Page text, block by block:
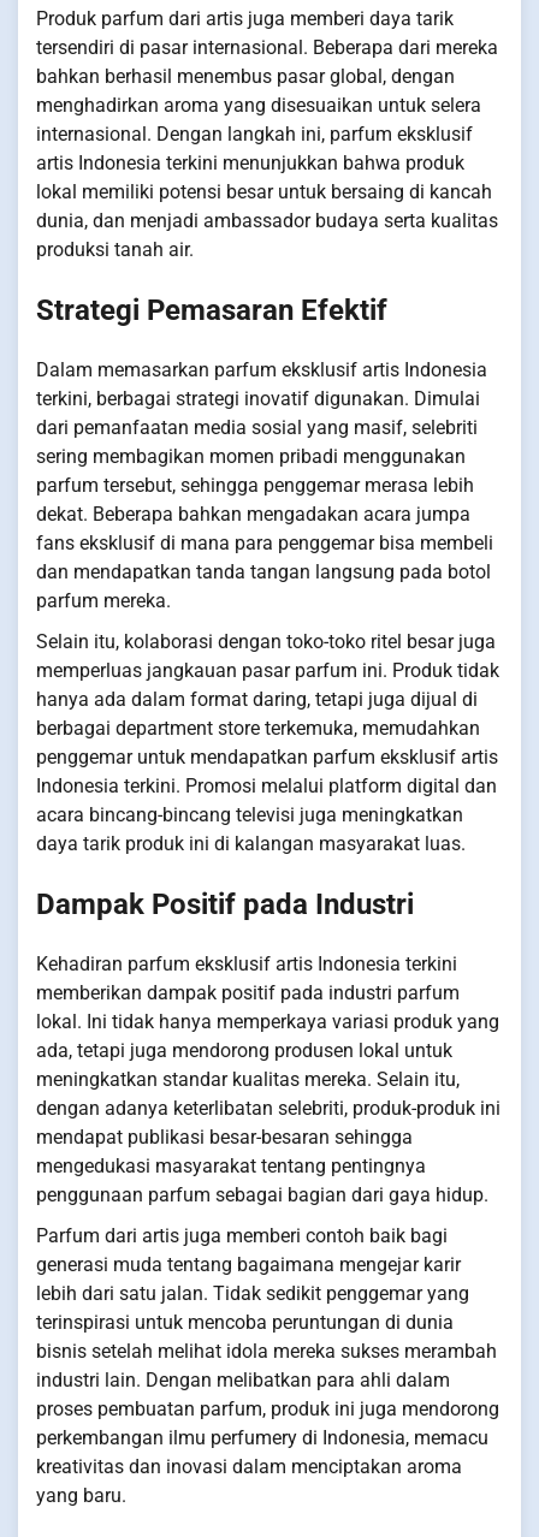
Produk parfum dari artis juga memberi daya tarik
tersendiri di pasar internasional. Beberapa dari mereka
bahkan berhasil menembus pasar global, dengan
menghadirkan aroma yang disesuaikan untuk selera
internasional. Dengan langkah ini, parfum eksklusif
artis Indonesia terkini menunjukkan bahwa produk
lokal memiliki potensi besar untuk bersaing di kancah
dunia, dan menjadi ambassador budaya serta kualitas
produksi tanah air.
Strategi Pemasaran Efektif
Dalam memasarkan parfum eksklusif artis Indonesia
terkini, berbagai strategi inovatif digunakan. Dimulai
dari pemanfaatan media sosial yang masif, selebriti
sering membagikan momen pribadi menggunakan
parfum tersebut, sehingga penggemar merasa lebih
dekat. Beberapa bahkan mengadakan acara jumpa
fans eksklusif di mana para penggemar bisa membeli
dan mendapatkan tanda tangan langsung pada botol
parfum mereka.
Selain itu, kolaborasi dengan toko-toko ritel besar juga
memperluas jangkauan pasar parfum ini. Produk tidak
hanya ada dalam format daring, tetapi juga dijual di
berbagai department store terkemuka, memudahkan
penggemar untuk mendapatkan parfum eksklusif artis
Indonesia terkini. Promosi melalui platform digital dan
acara bincang-bincang televisi juga meningkatkan
daya tarik produk ini di kalangan masyarakat luas.
Dampak Positif pada Industri
Kehadiran parfum eksklusif artis Indonesia terkini
memberikan dampak positif pada industri parfum
lokal. Ini tidak hanya memperkaya variasi produk yang
ada, tetapi juga mendorong produsen lokal untuk
meningkatkan standar kualitas mereka. Selain itu,
dengan adanya keterlibatan selebriti, produk-produk ini
mendapat publikasi besar-besaran sehingga
mengedukasi masyarakat tentang pentingnya
penggunaan parfum sebagai bagian dari gaya hidup.
Parfum dari artis juga memberi contoh baik bagi
generasi muda tentang bagaimana mengejar karir
lebih dari satu jalan. Tidak sedikit penggemar yang
terinspirasi untuk mencoba peruntungan di dunia
bisnis setelah melihat idola mereka sukses merambah
industri lain. Dengan melibatkan para ahli dalam
proses pembuatan parfum, produk ini juga mendorong
perkembangan ilmu perfumery di Indonesia, memacu
kreativitas dan inovasi dalam menciptakan aroma
yang baru.